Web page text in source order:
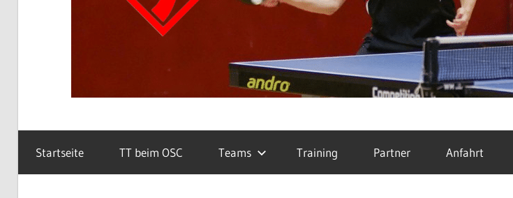
Startseite TT beim OSC Teams Training Partner Anfahrt